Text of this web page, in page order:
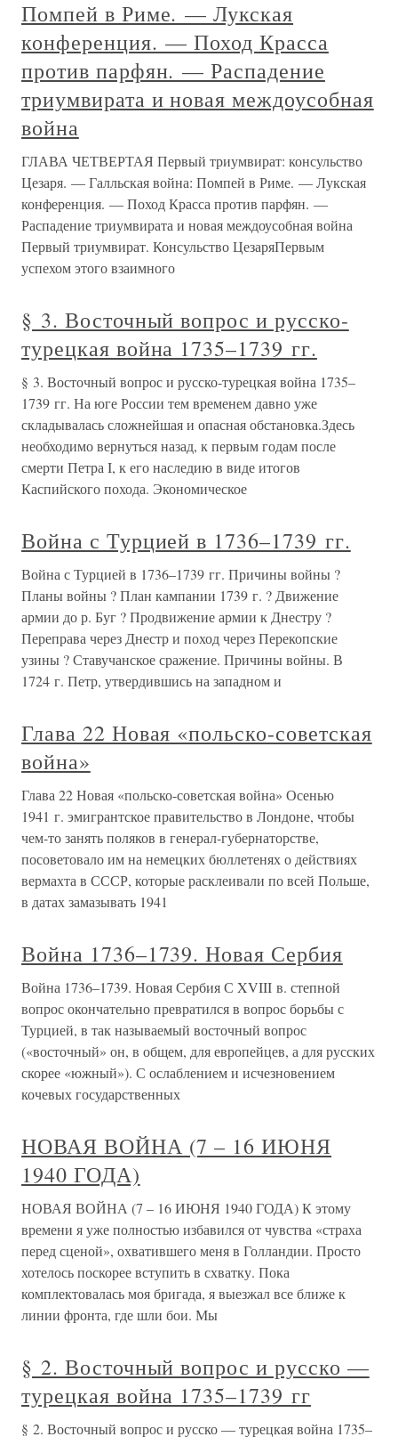
Помпей в Риме. — Лукская
конференция. — Поход Красса
против парфян. — Распадение
триумвирата и новая междоусобная
война
ГЛАВА ЧЕТВЕРТАЯ Первый триумвират: консульство
Цезаря. — Галльская война: Помпей в Риме. — Лукская
конференция. — Поход Красса против парфян. —
Распадение триумвирата и новая междоусобная война
Первый триумвират. Консульство ЦезаряПервым
успехом этого взаимного
§ 3. Восточный вопрос и русско-
турецкая война 1735–1739 гг.
§ 3. Восточный вопрос и русско-турецкая война 1735–
1739 гг. На юге России тем временем давно уже
складывалась сложнейшая и опасная обстановка.Здесь
необходимо вернуться назад, к первым годам после
смерти Петра I, к его наследию в виде итогов
Каспийского похода. Экономическое
Война с Турцией в 1736–1739 гг.
Война с Турцией в 1736–1739 гг. Причины войны ?
Планы войны ? План кампании 1739 г. ? Движение
армии до р. Буг ? Продвижение армии к Днестру ?
Переправа через Днестр и поход через Перекопские
узины ? Ставучанское сражение. Причины войны. В
1724 г. Петр, утвердившись на западном и
Глава 22 Новая «польско-советская
война»
Глава 22 Новая «польско-советская война» Осенью
1941 г. эмигрантское правительство в Лондоне, чтобы
чем-то занять поляков в генерал-губернаторстве,
посоветовало им на немецких бюллетенях о действиях
вермахта в СССР, которые расклеивали по всей Польше,
в датах замазывать 1941
Война 1736–1739. Новая Сербия
Война 1736–1739. Новая Сербия С XVIII в. степной
вопрос окончательно превратился в вопрос борьбы с
Турцией, в так называемый восточный вопрос
(«восточный» он, в общем, для европейцев, а для русских
скорее «южный»). С ослаблением и исчезновением
кочевых государственных
НОВАЯ ВОЙНА (7 – 16 ИЮНЯ
1940 ГОДА)
НОВАЯ ВОЙНА (7 – 16 ИЮНЯ 1940 ГОДА) К этому
времени я уже полностью избавился от чувства «страха
перед сценой», охватившего меня в Голландии. Просто
хотелось поскорее вступить в схватку. Пока
комплектовалась моя бригада, я выезжал все ближе к
линии фронта, где шли бои. Мы
§ 2. Восточный вопрос и русско —
турецкая война 1735–1739 гг
§ 2. Восточный вопрос и русско — турецкая война 1735–